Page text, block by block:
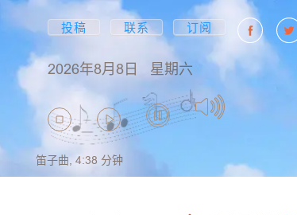
投稿 联系 订阅
2026年8月8日 星期六
笛子曲, 4:38 分钟